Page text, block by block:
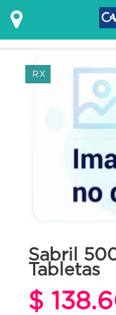
RX
Sabril
Tabletas
$